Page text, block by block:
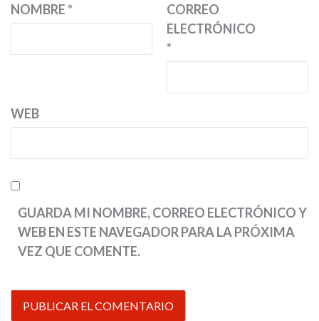
NOMBRE*
CORREO
ELECTRÓNICO
*
WEB
GUARDA MI NOMBRE, CORREO ELECTRÓNICO Y
WEB EN ESTE NAVEGADOR PARA LA PRÓXIMA
VEZ QUE COMENTE.